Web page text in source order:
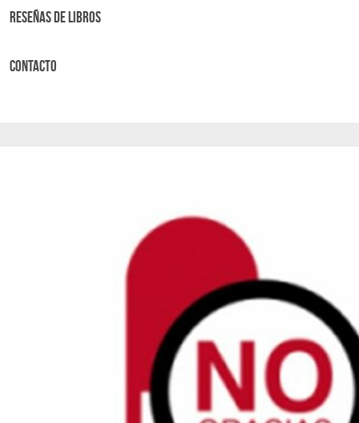
Reseñas de libros
Contacto